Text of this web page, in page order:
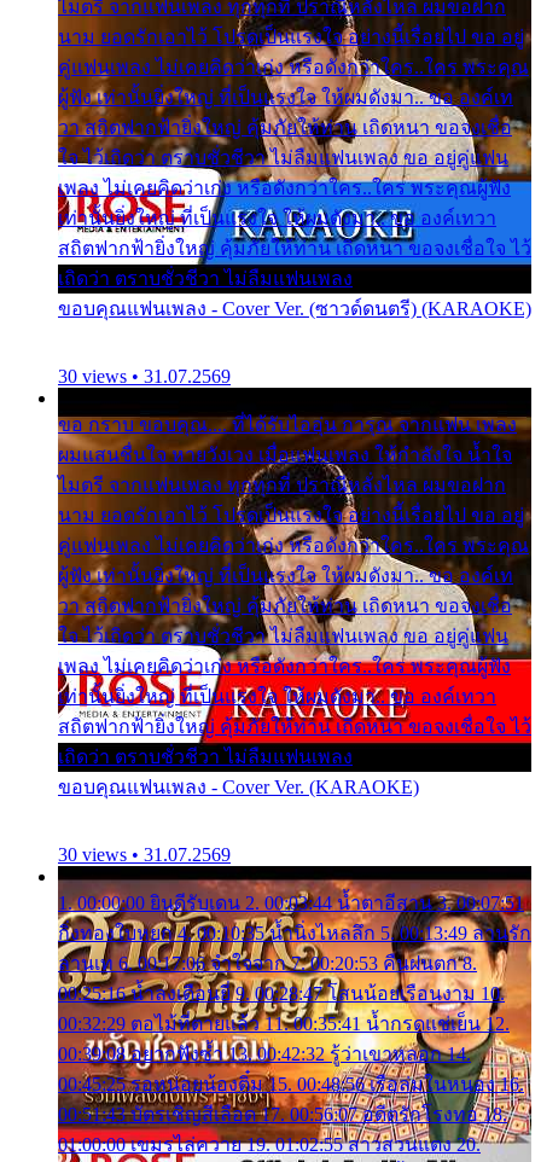
ไมตรี จากแฟนเพลง ทุกทุกที่ ปราณีหลั่งไหล ผมขอฝาก
นาม ยอดรักเอาไว้ โปรดเป็นแรงใจ อย่างนี้เรื่อยไป ขอ อยู่
คู่แฟนเพลง ไม่เคยคิดว่าเก่ง หรือดังกว่าใคร..ใคร พระคุณ
ผู้ฟัง เท่านั้นยิ่งใหญ่ ที่เป็นแรงใจ ให้ผมดังมา.. ขอ องค์เท
วา สถิตฟากฟ้ายิ่งใหญ่ คุ้มภัยให้ท่าน เถิดหนา ขอจงเชื่อ
ใจ ไว้เถิดว่า ตราบชั่วชีวา ไม่ลืมแฟนเพลง ขอ อยู่คู่แฟน
เพลง ไม่เคยคิดว่าเก่ง หรือดังกว่าใคร..ใคร พระคุณผู้ฟัง
เท่านั้นยิ่งใหญ่ ที่เป็นแรงใจ ให้ผมดังมา.. ขอ องค์เทวา
สถิตฟากฟ้ายิ่งใหญ่ คุ้มภัยให้ท่าน เถิดหนา ขอจงเชื่อใจ ไว้
เถิดว่า ตราบชั่วชีวา ไม่ลืมแฟนเพลง
ขอบคุณแฟนเพลง - Cover Ver. (ซาวด์ดนตรี) (KARAOKE)
30 views • 31.07.2569
ขอ กราบ ขอบคุณ.... ที่ได้รับไออุ่น การุณ จากแฟน เพลง
ผมแสนชื่นใจ หายวังเวง เมื่อแฟนเพลง ให้กำลังใจ น้ำใจ
ไมตรี จากแฟนเพลง ทุกทุกที่ ปราณีหลั่งไหล ผมขอฝาก
นาม ยอดรักเอาไว้ โปรดเป็นแรงใจ อย่างนี้เรื่อยไป ขอ อยู่
คู่แฟนเพลง ไม่เคยคิดว่าเก่ง หรือดังกว่าใคร..ใคร พระคุณ
ผู้ฟัง เท่านั้นยิ่งใหญ่ ที่เป็นแรงใจ ให้ผมดังมา.. ขอ องค์เท
วา สถิตฟากฟ้ายิ่งใหญ่ คุ้มภัยให้ท่าน เถิดหนา ขอจงเชื่อ
ใจ ไว้เถิดว่า ตราบชั่วชีวา ไม่ลืมแฟนเพลง ขอ อยู่คู่แฟน
เพลง ไม่เคยคิดว่าเก่ง หรือดังกว่าใคร..ใคร พระคุณผู้ฟัง
เท่านั้นยิ่งใหญ่ ที่เป็นแรงใจ ให้ผมดังมา.. ขอ องค์เทวา
สถิตฟากฟ้ายิ่งใหญ่ คุ้มภัยให้ท่าน เถิดหนา ขอจงเชื่อใจ ไว้
เถิดว่า ตราบชั่วชีวา ไม่ลืมแฟนเพลง
ขอบคุณแฟนเพลง - Cover Ver. (KARAOKE)
30 views • 31.07.2569
1. 00:00:00 ยินดีรับเดน 2. 00:03:44 น้ำตาอีสาน 3. 00:07:51
กิ่งทองใบหยก 4. 00:10:35 น้ำนิ่งไหลลึก 5. 00:13:49 ลานรัก
ลานเท 6. 00:17:06 จำใจจาก 7. 00:20:53 คืนฝนตก 8.
00:25:16 น้ำลงเดือนยี่ 9. 00:28:47 โสนน้อยเรือนงาม 10.
00:32:29 ตอไม้ที่ตายแล้ว 11. 00:35:41 น้ำกรดแช่เย็น 12.
00:39:08 อยากฟังซ้ำ 13. 00:42:32 รู้ว่าเขาหลอก 14.
00:45:25 รอหน่อยน้องติ๋ม 15. 00:48:56 เรือล่มในหนอง 16.
00:51:43 บัตรเชิญสีเลือด 17. 00:56:07 อดีตรักโรงทอ 18.
01:00:00 เขมรไล่ควาย 19. 01:02:55 สาวสวนแตง 20.